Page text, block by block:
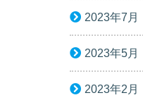
2023年7月
2023年5月
2023年2月